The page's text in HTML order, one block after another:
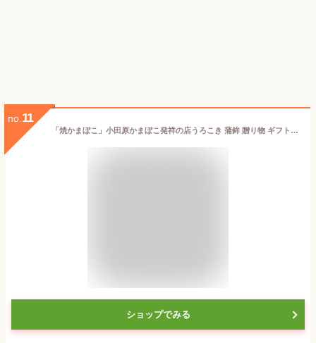
no. 11
「焼かまぼこ」小田原かまぼこ発祥の店うろこき 蒲鉾 贈り物 ギフト 内祝い お土産 老舗 神奈川 小田原 箱根 ご当地 グルメ 詰め合わせ お取り寄せ 大特価 今だけ 贅沢グルメ 訳あり 母の日 父の日 お中元 宅飲み お中元 かまぼこ
ショップでみる